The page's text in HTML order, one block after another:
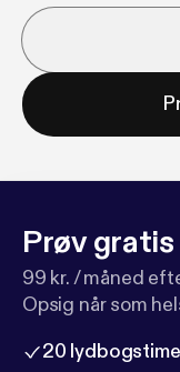
Prøv gratis
99 kr. / måned
Opsig når som
20